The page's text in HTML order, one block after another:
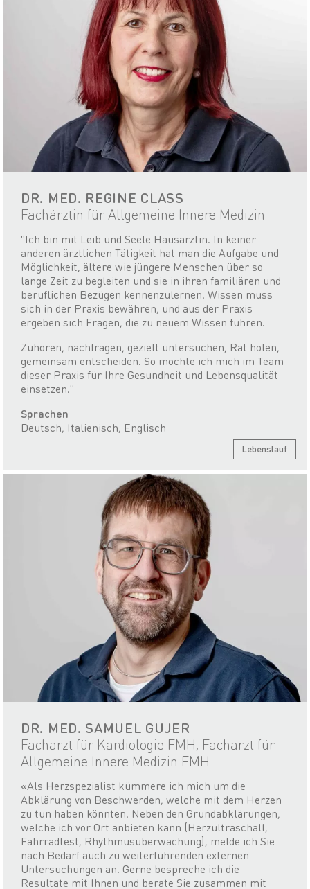
DR. MED. REGINE CLASS
Fachärztin für Allgemeine Innere Medizin
"Ich bin mit Leib und Seele Hausärztin. In keiner
anderen ärztlichen Tätigkeit hat man die Aufgabe und
Möglichkeit, ältere wie jüngere Menschen über so
lange Zeit zu begleiten und sie in ihren familiären und
beruflichen Bezügen kennenzulernen. Wissen muss
sich in der Praxis bewähren, und aus der Praxis
ergeben sich Fragen, die zu neuem Wissen führen.
Zuhören, nachfragen, gezielt untersuchen, Rat holen,
gemeinsam entscheiden. So möchte ich mich im Team
dieser Praxis für Ihre Gesundheit und Lebensqualität
einsetzen."
Sprachen
Deutsch, Italienisch, Englisch
Lebenslauf
DR. MED. SAMUEL GUJER
Facharzt für Kardiologie FMH, Facharzt für
Allgemeine Innere Medizin FMH
«Als Herzspezialist kümmere ich mich um die
Abklärung von Beschwerden, welche mit dem Herzen
zu tun haben könnten. Neben den Grundabklärungen,
welche ich vor Ort anbieten kann (Herzultraschall,
Fahrradtest, Rhythmusüberwachung), melde ich Sie
nach Bedarf auch zu weiterführenden externen
Untersuchungen an. Gerne bespreche ich die
Resultate mit Ihnen und berate Sie zusammen mit